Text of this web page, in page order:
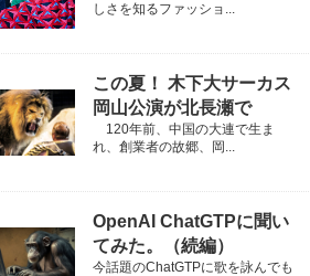
しさを知るファッショ...
この夏！ 木下大サーカス
岡山公演が北長瀬で
120年前、中国の大連で生ま
れ、創業者の故郷、岡...
OpenAI ChatGTPに聞い
てみた。（続編）
今話題のChatGTPに歌を詠んでも